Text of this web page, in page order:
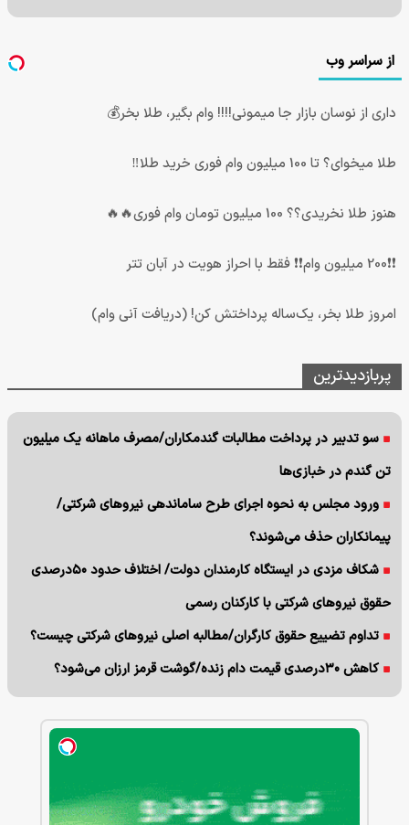
از سراسر وب
داری از نوسان بازار جا میمونی!!!! وام بگیر، طلا بخر💰
طلا میخوای؟ تا 100 میلیون وام فوری خرید طلا‼️
هنوز طلا نخریدی؟؟ 100 میلیون تومان وام فوری🔥🔥
❗❗200 میلیون وام❗❗ فقط با احراز هویت در آبان تتر
امروز طلا بخر، یک‌ساله پرداختش کن! (دریافت آنی وام)
پربازدیدترین
سو تدبیر در پرداخت مطالبات گندمکاران/مصرف ماهانه یک میلیون
تن گندم در خبازی‌ها
ورود مجلس به نحوه اجرای طرح ساماندهی نیروهای شرکتی/
پیمانکاران حذف می‌شوند؟
شکاف مزدی در ایستگاه کارمندان دولت/ اختلاف حدود ۵۰درصدی
حقوق نیروهای شرکتی با کارکنان رسمی
تداوم تضییع حقوق کارگران/مطالبه اصلی نیروهای شرکتی چیست؟
کاهش ۳۰درصدی قیمت دام زنده/گوشت قرمز ارزان می‌شود؟